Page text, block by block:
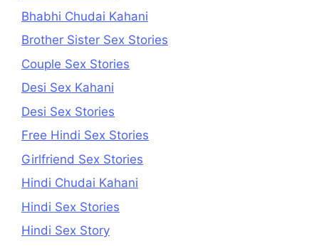
Bhabhi Chudai Kahani
Brother Sister Sex Stories
Couple Sex Stories
Desi Sex Kahani
Desi Sex Stories
Free Hindi Sex Stories
Girlfriend Sex Stories
Hindi Chudai Kahani
Hindi Sex Stories
Hindi Sex Story